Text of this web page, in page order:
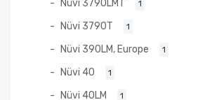
Nüvi 3790LMT 1
Nüvi 3790T 1
Nüvi 390LM, Europe 1
Nüvi 40 1
Nüvi 40LM 1